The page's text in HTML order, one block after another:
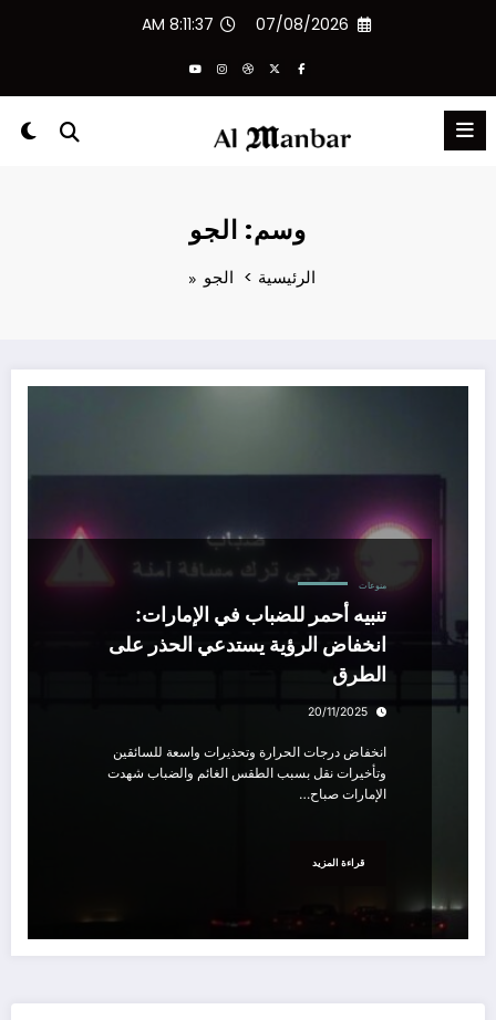
07/08/2026
8:11:37 AM
وسم: الجو
الرئيسية الجو
منوعات
تنبيه أحمر للضباب في الإمارات:
انخفاض الرؤية يستدعي الحذر على
الطرق
20/11/2025
انخفاض درجات الحرارة وتحذيرات واسعة للسائقين
وتأخيرات نقل بسبب الطقس الغائم والضباب شهدت
الإمارات صباح…
قراءة المزيد